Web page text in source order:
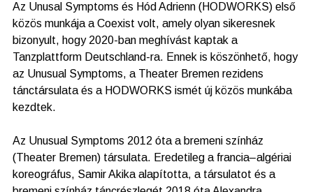
Az Unusal Symptoms és Hód Adrienn (HODWORKS) első
közös munkája a Coexist volt, amely olyan sikeresnek
bizonyult, hogy 2020-ban meghívást kaptak a
Tanzplattform Deutschland-ra. Ennek is köszönhető, hogy
az Unusual Symptoms, a Theater Bremen rezidens
tánctársulata és a HODWORKS ismét új közös munkába
kezdtek.
Az Unusual Symptoms 2012 óta a bremeni színház
(Theater Bremen) társulata. Eredetileg a francia–algériai
koreográfus, Samir Akika alapította, a társulatot és a